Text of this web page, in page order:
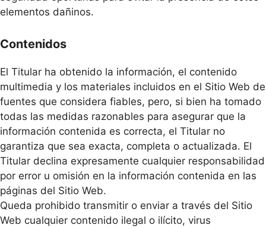
elementos dañinos.
Contenidos
El Titular ha obtenido la información, el contenido
multimedia y los materiales incluidos en el Sitio Web de
fuentes que considera fiables, pero, si bien ha tomado
todas las medidas razonables para asegurar que la
información contenida es correcta, el Titular no
garantiza que sea exacta, completa o actualizada. El
Titular declina expresamente cualquier responsabilidad
por error u omisión en la información contenida en las
páginas del Sitio Web.
Queda prohibido transmitir o enviar a través del Sitio
Web cualquier contenido ilegal o ilícito, virus